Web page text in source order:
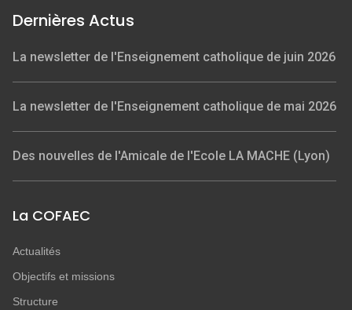
Dernières Actus
La newsletter de l'Enseignement catholique de juin 2026
La newsletter de l'Enseignement catholique de mai 2026
Des nouvelles de l'Amicale de l'Ecole LA MACHE (Lyon)
La COFAEC
Actualités
Objectifs et missions
Structure